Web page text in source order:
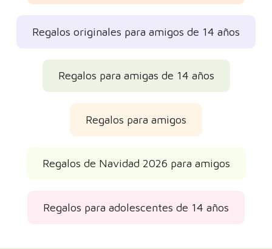
Regalos originales para amigos de 14 años
Regalos para amigas de 14 años
Regalos para amigos
Regalos de Navidad 2026 para amigos
Regalos para adolescentes de 14 años